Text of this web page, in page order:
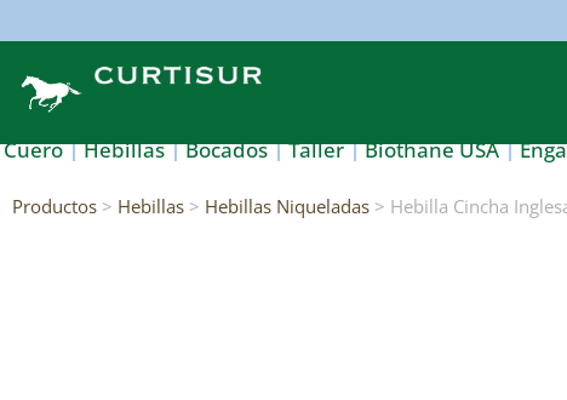
Cuero Hebillas Bocados Taller Biothane USA
Productos > Hebillas > Hebillas Niqueladas > Hebilla Cincha